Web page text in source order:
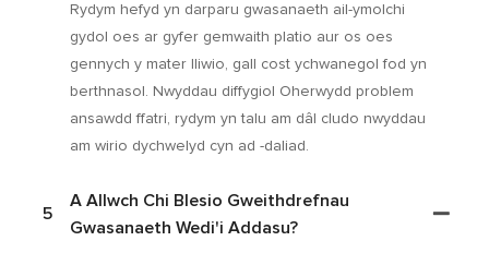
Rydym hefyd yn darparu gwasanaeth ail-ymolchi
gydol oes ar gyfer gemwaith platio aur os oes
gennych y mater lliwio, gall cost ychwanegol fod yn
berthnasol. Nwyddau diffygiol Oherwydd problem
ansawdd ffatri, rydym yn talu am dâl cludo nwyddau
am wirio dychwelyd cyn ad -daliad.
5
A Allwch Chi Blesio Gweithdrefnau
Gwasanaeth Wedi'i Addasu?